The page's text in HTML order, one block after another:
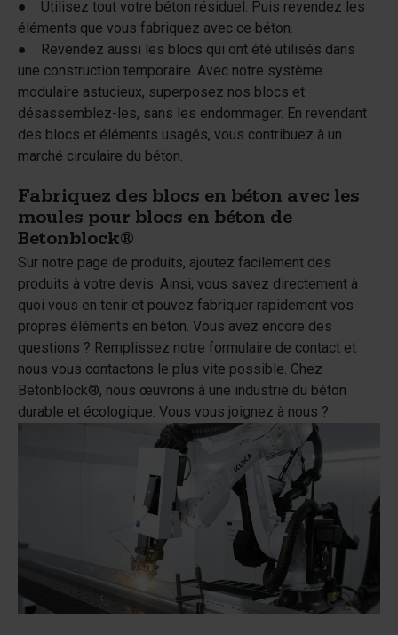
● Utilisez tout votre béton résiduel. Puis revendez les
éléments que vous fabriquez avec ce béton.
● Revendez aussi les blocs qui ont été utilisés dans
une construction temporaire. Avec notre système
modulaire astucieux, superposez nos blocs et
désassemblez-les, sans les endommager. En revendant
des blocs et éléments usagés, vous contribuez à un
marché circulaire du béton.
Fabriquez des blocs en béton avec les
moules pour blocs en béton de
Betonblock®
Sur notre page de produits, ajoutez facilement des
produits à votre devis. Ainsi, vous savez directement à
quoi vous en tenir et pouvez fabriquer rapidement vos
propres éléments en béton. Vous avez encore des
questions ? Remplissez notre formulaire de contact et
nous vous contactons le plus vite possible. Chez
Betonblock®, nous œuvrons à une industrie du béton
durable et écologique. Vous vous joignez à nous ?